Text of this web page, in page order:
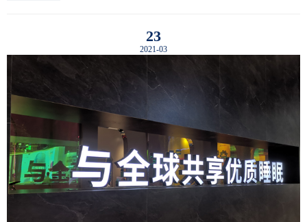
23
2021-03